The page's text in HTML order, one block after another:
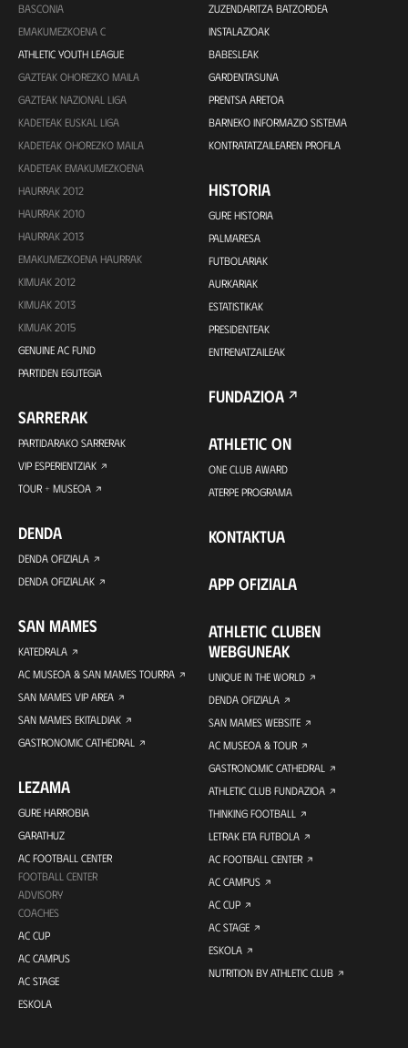
BASCONIA
EMAKUMEZKOENA C
ATHLETIC YOUTH LEAGUE
GAZTEAK OHOREZKO MAILA
GAZTEAK NAZIONAL LIGA
KADETEAK EUSKAL LIGA
KADETEAK OHOREZKO MAILA
KADETEAK EMAKUMEZKOENA
HAURRAK 2012
HAURRAK 2010
HAURRAK 2013
EMAKUMEZKOENA HAURRAK
KIMUAK 2012
KIMUAK 2013
KIMUAK 2015
GENUINE AC FUND
PARTIDEN EGUTEGIA
SARRERAK
PARTIDARAKO SARRERAK
VIP ESPERIENTZIAK
TOUR + MUSEOA
DENDA
DENDA OFIZIALA
DENDA OFIZIALAK
SAN MAMES
KATEDRALA
AC MUSEOA & SAN MAMES TOURRA
SAN MAMES VIP AREA
SAN MAMES EKITALDIAK
GASTRONOMIC CATHEDRAL
LEZAMA
GURE HARROBIA
GARATHUZ
AC FOOTBALL CENTER
FOOTBALL CENTER
ADVISORY
COACHES
AC CUP
AC CAMPUS
AC STAGE
ESKOLA
ZUZENDARITZA BATZORDEA
INSTALAZIOAK
BABESLEAK
GARDENTASUNA
PRENTSA ARETOA
BARNEKO INFORMAZIO SISTEMA
KONTRATATZAILEAREN PROFILA
HISTORIA
GURE HISTORIA
PALMARESA
FUTBOLARIAK
AURKARIAK
ESTATISTIKAK
PRESIDENTEAK
ENTRENATZAILEAK
FUNDAZIOA
ATHLETIC ON
ONE CLUB AWARD
ATERPE PROGRAMA
KONTAKTUA
APP OFIZIALA
ATHLETIC CLUBEN
WEBGUNEAK
UNIQUE IN THE WORLD
DENDA OFIZIALA
SAN MAMES WEBSITE
AC MUSEOA & TOUR
GASTRONOMIC CATHEDRAL
ATHLETIC CLUB FUNDAZIOA
THINKING FOOTBALL
LETRAK ETA FUTBOLA
AC FOOTBALL CENTER
AC CAMPUS
AC CUP
AC STAGE
ESKOLA
NUTRITION BY ATHLETIC CLUB